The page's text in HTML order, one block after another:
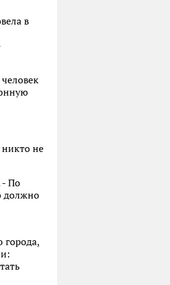
в
никто не
- По
должно
города,